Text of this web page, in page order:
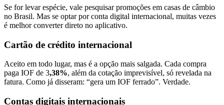
Se for levar espécie, vale pesquisar promoções em casas de câmbio
no Brasil. Mas se optar por conta digital internacional, muitas vezes
é melhor converter direto no aplicativo.
Cartão de crédito internacional
Aceito em todo lugar, mas é a opção mais salgada. Cada compra
paga IOF de 3,38%, além da cotação imprevisível, só revelada na
fatura. Como já disseram: “gera um IOF ferrado”. Verdade.
Contas digitais internacionais